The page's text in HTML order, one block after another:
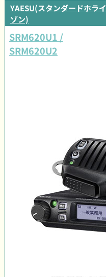
YAESU(スタンダードホライ
ゾン)
SRM620U1 /
SRM620U2